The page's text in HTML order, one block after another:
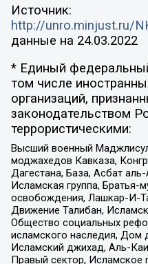
Источник:
http://unro.minjust.ru/
данные на 24.03.2022
* Единый
том числе
организаций,
законодательством
террористическими:
Высший военный
моджахедов Кавказа,
Дагестана, База, Асбат
Исламская группа, Братья-
освобождения, Лашкар-И-
Движение Талибан,
Общество социальных
исламского наследия,
Исламский джихад, Аль-
Правый сектор, Исламское